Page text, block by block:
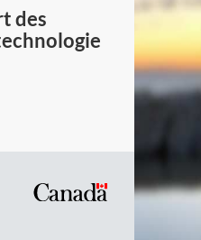
des